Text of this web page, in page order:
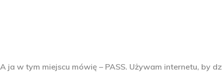
A ja w tym miejscu mówię – PASS. Używam internetu, by